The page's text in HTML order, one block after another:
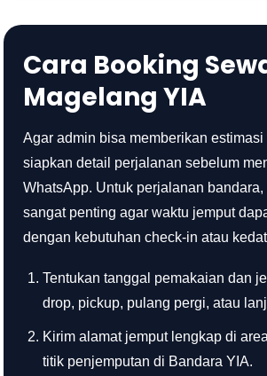
Cara Booking
Magelang YIA
Agar admin bisa memberikan estimasi
siapkan detail perjalanan sebelum
WhatsApp. Untuk perjalanan bandara,
sangat penting agar waktu jemput
dengan kebutuhan check-in atau
Tentukan tanggal pemakaian dan
drop, pickup, pulang pergi, atau
Kirim alamat jemput lengkap di
titik penjemputan di Bandara YIA.